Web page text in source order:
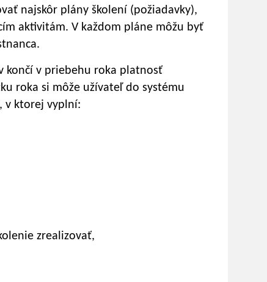
najskôr plány školení (požiadavky),
aktivitám. V každom pláne môžu byť
končí v priebehu roka platnosť
roka si môže užívateľ do systému
v ktorej vyplní:
zrealizovať,